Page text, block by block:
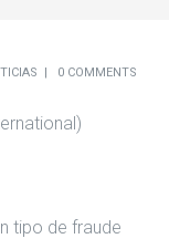
0 COMMENTS
tipo de fraude